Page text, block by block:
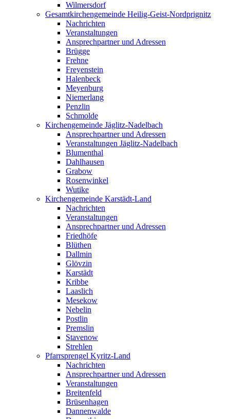
Wilmersdorf
Gesamtkirchengemeinde Heilig-Geist-Nordprignitz
Nachrichten
Veranstaltungen
Ansprechpartner und Adressen
Brügge
Frehne
Freyenstein
Halenbeck
Meyenburg
Niemerlang
Penzlin
Schmolde
Kirchengemeinde Jäglitz-Nadelbach
Ansprechpartner und Adressen
Veranstaltungen Jäglitz-Nadelbach
Blumenthal
Dahlhausen
Grabow
Rosenwinkel
Wutike
Kirchengemeinde Karstädt-Land
Nachrichten
Veranstaltungen
Ansprechpartner und Adressen
Friedhöfe
Blüthen
Dallmin
Glövzin
Karstädt
Kribbe
Laaslich
Mesekow
Nebelin
Postlin
Premslin
Stavenow
Strehlen
Pfarrsprengel Kyritz-Land
Nachrichten
Ansprechpartner und Adressen
Veranstaltungen
Breitenfeld
Brüsenhagen
Dannenwalde